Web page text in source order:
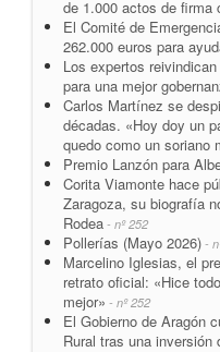
de 1.000 actos de firma
El Comité de
262.000 euros para
Los expertos
para una mejor
Carlos Martínez se
décadas. «Hoy doy un
quedo como un soriano
Premio Lanzón para
Corita Viamonte hace
Zaragoza, su biografía
Rodea - nº 252
Pollerías (Mayo 2026) -
Marcelino Iglesias, el
retrato oficial: «Hice
mejor» - nº 252
El Gobierno de Aragón
Rural tras una inversión